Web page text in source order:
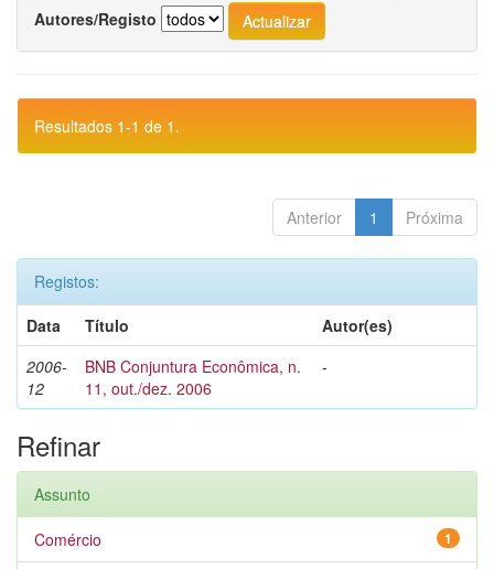
Autores/Registo
Resultados 1-1 de 1.
Anterior 1 Próxima
Registos:
Data
Título
Autor(es)
2006-
12
BNB Conjuntura Econômica, n.
11, out./dez. 2006
-
Refinar
Assunto
1
Comércio